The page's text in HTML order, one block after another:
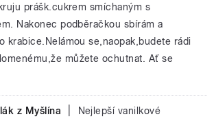
prášk.cukrem smíchaným s
Nakonec podběračkou sbírám a
krabice.Nelámou se,naopak,budete rádi
můžete ochutnat. Ať se
z Myšlína
Nejlepší vanilkové